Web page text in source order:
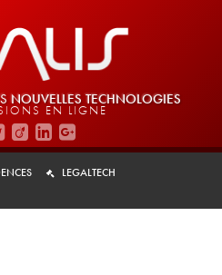
NOUVELLES TECHNOLOGIES
EN LIGNE
LEGALTECH